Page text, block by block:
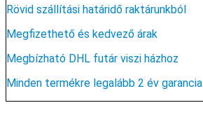
Rövid szállítási határidő raktárunkból
Megfizethető és kedvező árak
Megbízható DHL futár viszi házhoz
Minden termékre legalább 2 év garancia